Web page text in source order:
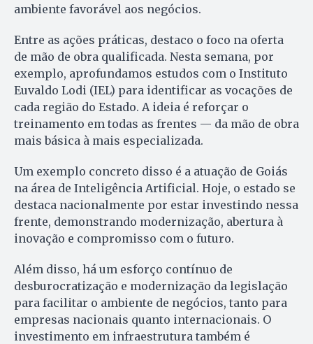
ambiente favorável aos negócios.
Entre as ações práticas, destaco o foco na oferta
de mão de obra qualificada. Nesta semana, por
exemplo, aprofundamos estudos com o Instituto
Euvaldo Lodi (IEL) para identificar as vocações de
cada região do Estado. A ideia é reforçar o
treinamento em todas as frentes — da mão de obra
mais básica à mais especializada.
Um exemplo concreto disso é a atuação de Goiás
na área de Inteligência Artificial. Hoje, o estado se
destaca nacionalmente por estar investindo nessa
frente, demonstrando modernização, abertura à
inovação e compromisso com o futuro.
Além disso, há um esforço contínuo de
desburocratização e modernização da legislação
para facilitar o ambiente de negócios, tanto para
empresas nacionais quanto internacionais. O
investimento em infraestrutura também é